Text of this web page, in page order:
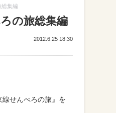
総集編
の旅総集編
2012.6.25 18:30
せんべろの旅』を